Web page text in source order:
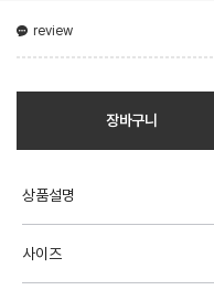
review
장바구니
상품설명
사이즈